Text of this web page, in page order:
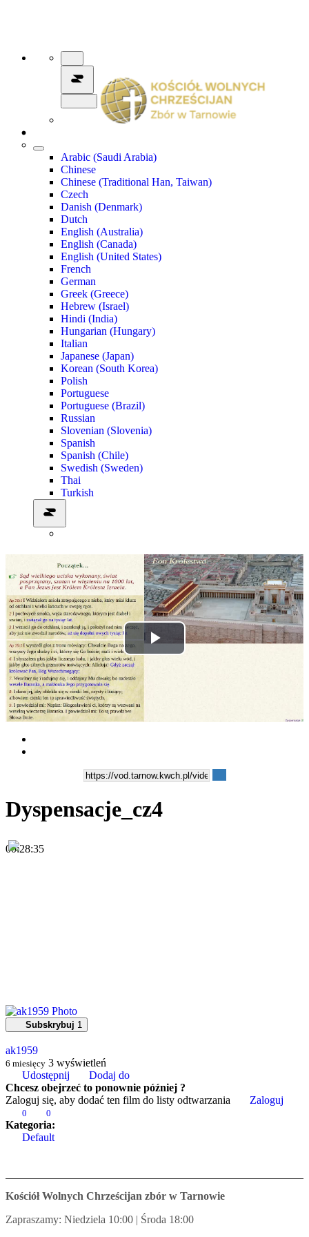
Arabic (Saudi Arabia)
Chinese
Chinese (Traditional Han, Taiwan)
Czech
Danish (Denmark)
Dutch
English (Australia)
English (Canada)
English (United States)
French
German
Greek (Greece)
Hebrew (Israel)
Hindi (India)
Hungarian (Hungary)
Italian
Japanese (Japan)
Korean (South Korea)
Polish
Portuguese
Portuguese (Brazil)
Russian
Slovenian (Slovenia)
Spanish
Spanish (Chile)
Swedish (Sweden)
Thai
Turkish
Play
Dyspensacje_cz4
00:28:35
Subskrybuj 1
ak1959
6 miesięcy 3 wyświetleń
Udostępnij
Dodaj do
Chcesz obejrzeć to ponownie później ?
Zaloguj się, aby dodać ten film do listy odtwarzania
Zaloguj
0 0
Kategoria:
Default
Kościół Wolnych Chrześcijan zbór w Tarnowie
Zapraszamy: Niedziela 10:00 | Środa 18:00